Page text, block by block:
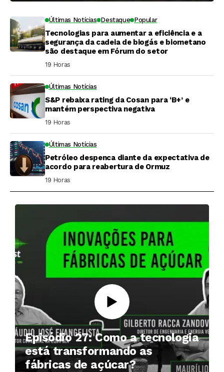
Últimas Notícias Destaque Popular
Tecnologias para aumentar a eficiência e a
segurança da cadeia de biogás e biometano
são destaque em Fórum do setor
19 Horas ⁮
Últimas Notícias
S&P rebaixa rating da Cosan para ‘B+’ e
mantém perspectiva negativa
19 Horas ⁮
Últimas Notícias
Petróleo despenca diante da expectativa de
acordo para reabertura de Ormuz
19 Horas ⁮
Episódio 27: Como a tecnologia
está transformando as
fábricas de açúcar?